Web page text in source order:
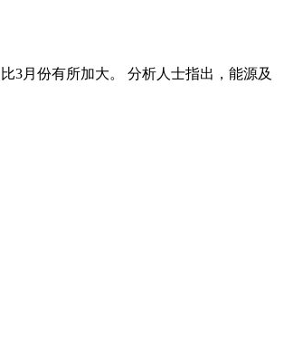
3月份有所加大。 分析人士指出，能源及